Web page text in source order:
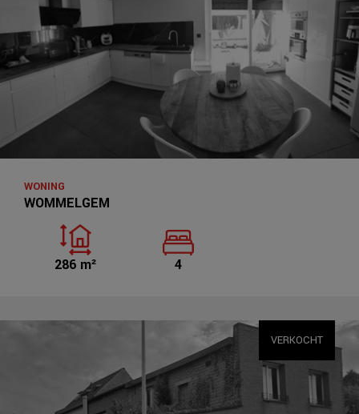
WOMMELGEM
WONING
4
286 m²
VERKOCHT